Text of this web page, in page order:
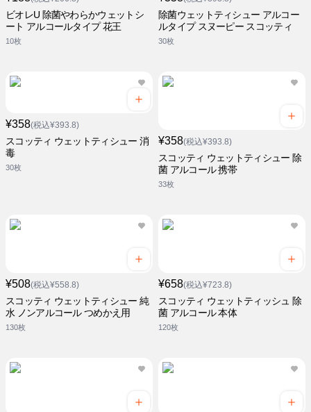
ビオレU 除菌やわらかウェットシ
ート アルコールタイプ 花王
10枚
除菌ウェットティシュー アルコー
ルタイプ スヌーピー スコッティ
30枚
¥358(税込¥393.8)
スコッティ ウェットティシュー 消
毒
30枚
¥358(税込¥393.8)
スコッティ ウェットティシュー 除
菌 アルコール 携帯
33枚
¥508(税込¥558.8)
スコッティ ウェットティシュー 純
水 ノンアルコール つめかえ用
130枚
¥658(税込¥723.8)
スコッティ ウェットティッシュ 除
菌 アルコール 本体
120枚